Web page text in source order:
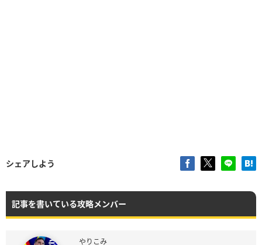
シェアしよう
記事を書いている攻略メンバー
やりこみ